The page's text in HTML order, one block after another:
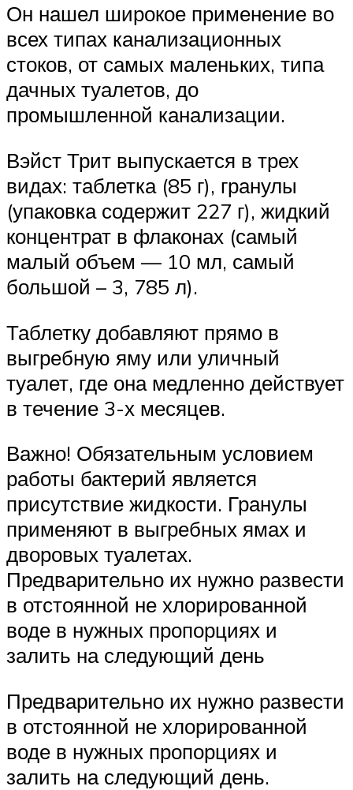
Он нашел широкое применение во
всех типах канализационных
стоков, от самых маленьких, типа
дачных туалетов, до
промышленной канализации.
Вэйст Трит выпускается в трех
видах: таблетка (85 г), гранулы
(упаковка содержит 227 г), жидкий
концентрат в флаконах (самый
малый объем — 10 мл, самый
большой – 3, 785 л).
Таблетку добавляют прямо в
выгребную яму или уличный
туалет, где она медленно действует
в течение 3-х месяцев.
Важно! Обязательным условием
работы бактерий является
присутствие жидкости. Гранулы
применяют в выгребных ямах и
дворовых туалетах.
Предварительно их нужно развести
в отстоянной не хлорированной
воде в нужных пропорциях и
залить на следующий день
Предварительно их нужно развести
в отстоянной не хлорированной
воде в нужных пропорциях и
залить на следующий день.